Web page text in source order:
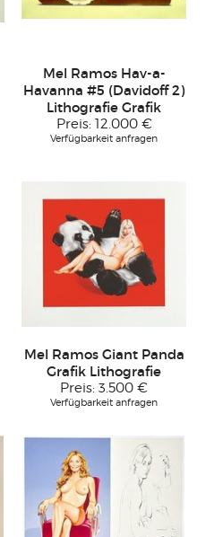
Mel Ramos Hav-a-
Havanna #5 (Davidoff 2)
Lithografie Grafik
Preis: 12.000 €
Verfügbarkeit anfragen
Mel Ramos Giant Panda
Grafik Lithografie
Preis: 3.500 €
Verfügbarkeit anfragen